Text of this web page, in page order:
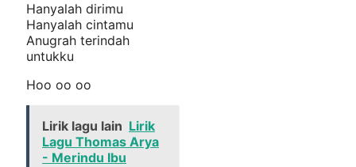
Hanyalah dirimu
Hanyalah cintamu
Anugrah terindah
untukku
Hoo oo oo
Lirik lagu lain Lirik
Lagu Thomas Arya
- Merindu Ibu